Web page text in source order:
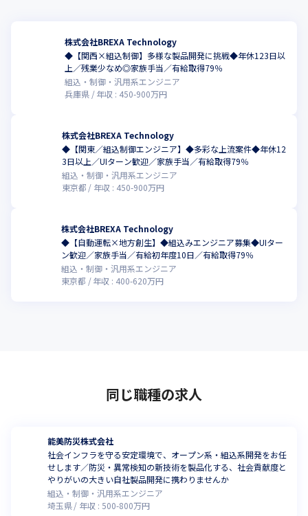
株式会社BREXA Technology
◆【関西×組込制御】多様な製品開発に挑戦◆年休123日以
上／残業少なめ◎家族手当／有給取得79％
組込・制御・汎用系エンジニア
兵庫県
年収 : 450-900万円
株式会社BREXA Technology
◆【関東／組込制御エンジニア】◆多彩な上流案件◆年休12
3日以上／UIターン歓迎／家族手当／有給取得79％
組込・制御・汎用系エンジニア
東京都
年収 : 450-900万円
株式会社BREXA Technology
◆【自動運転×地方創生】◆組込みエンジニア募集◆UIター
ン歓迎／家族手当／有給初年度10日／有給取得79％
組込・制御・汎用系エンジニア
東京都
年収 : 400-620万円
同じ職種の求人
能美防災株式会社
社会インフラを守る安定環境で、オープン系・組込系開発をお任
せします／防災・異常検知の新技術を製品化する、社会貢献度と
やりがいの大きい自社製品開発に携わりませんか
組込・制御・汎用系エンジニア
埼玉県
年収 : 500-800万円